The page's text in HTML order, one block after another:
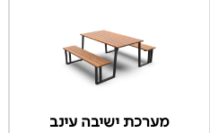
מערכת ישיבה עינב